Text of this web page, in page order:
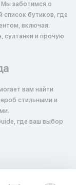
Мы заботимся о
бутиков, где
включая:
султанки и прочую
вам найти
стильными и